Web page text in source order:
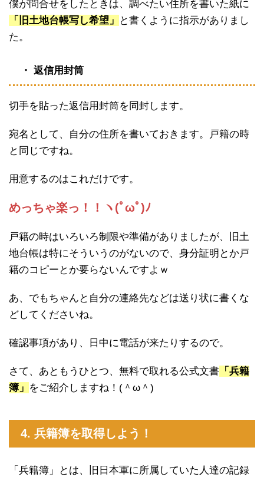
僕が問合せをしたときは、調べたい住所を書いた紙に
「旧土地台帳写し希望」
と書くように指示がありまし
た。
・ 返信用封筒
切手を貼った返信用封筒を同封します。
宛名として、自分の住所を書いておきます。戸籍の時
と同じですね。
用意するのはこれだけです。
めっちゃ楽っ！！ヽ(ﾟωﾟ)ﾉ
戸籍の時はいろいろ制限や準備がありましたが、旧土
地台帳は特にそういうのがないので、身分証明とか戸
籍のコピーとか要らないんですよｗ
あ、でもちゃんと自分の連絡先などは送り状に書くな
どしてくださいね。
確認事項があり、日中に電話が来たりするので。
さて、あともうひとつ、無料で取れる公式文書 「兵籍
簿」 をご紹介しますね！(＾ω＾)
4. 兵籍簿を取得しよう！
「兵籍簿」とは、旧日本軍に所属していた人達の記録